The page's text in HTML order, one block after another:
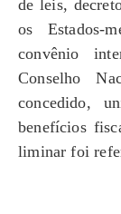
de leis,
os Estados-
convênio
Conselho
concedido,
benefícios
liminar foi